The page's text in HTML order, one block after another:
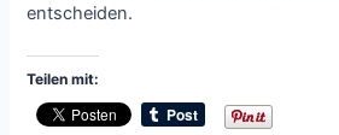
entscheiden.
Teilen mit: